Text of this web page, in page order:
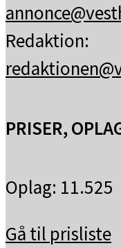
Redaktion:
PRISER,
Oplag: 11.525
Gå til prisliste